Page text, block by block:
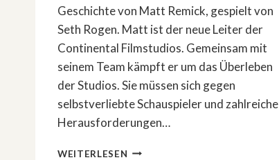
Geschichte von Matt Remick, gespielt von
Seth Rogen. Matt ist der neue Leiter der
Continental Filmstudios. Gemeinsam mit
seinem Team kämpft er um das Überleben
der Studios. Sie müssen sich gegen
selbstverliebte Schauspieler und zahlreiche
Herausforderungen…
WEITERLESEN NEUE